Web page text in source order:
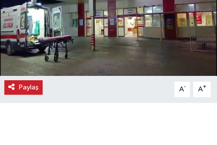
Paylaş A- A+
Gündem
Gurme
Haber
İlçe Haberleri